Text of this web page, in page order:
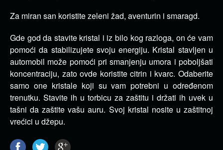
Za miran san koristite zeleni žad, aventurin i smaragd.
Gde god da stavite kristal i iz bilo kog razloga, on će vam
pomoći da stabilizujete svoju energiju. Kristal stavljen u
automobil može pomoći pri smanjenju umora i poboljšati
koncentraciju, zato ovde koristite citrin i kvarc. Odaberite
samo one kristale koji su vam potrebni u određenom
trenutku. Stavite ih u torbicu za zaštitu i držati ih uvek u
tašni da zaštite vašu auru. Svoj kristal nosite u zaštitnoj
vrećici u džepu.